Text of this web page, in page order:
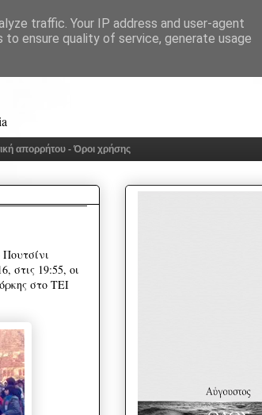
απορρήτου - Όροι χρήσης
στις 19:55, οι
στο ΤΕΙ
traffic. Your IP address and user-agent
ensure quality of service, generate usage